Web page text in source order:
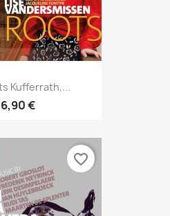
Kufferrath,...
€
favorite_border